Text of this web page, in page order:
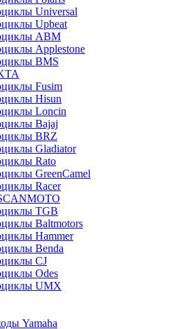
Universal
Upbeat
ABM
Applestone
BMS
Fusim
Hisun
Loncin
Bajaj
BRZ
Gladiator
Rato
GreenCamel
Racer
TGB
Baltmotors
Hammer
Benda
CJ
Odes
UMX
Yamaha